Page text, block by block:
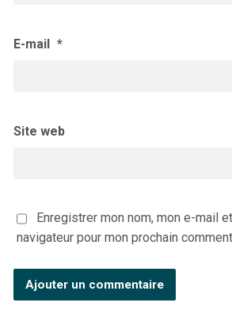
E-mail *
Site web
Enregistrer mon nom, mon e-mail
navigateur pour mon prochain